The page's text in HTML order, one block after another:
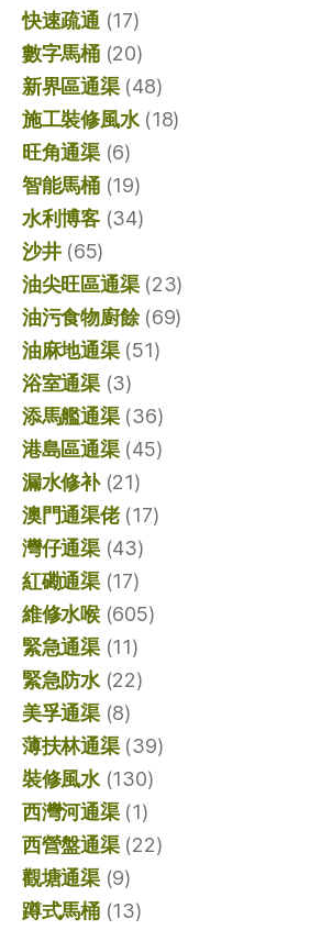
快速疏通 (17)
數字馬桶(20)
新界區通渠(48)
施工裝修風水(18)
旺角通渠(6)
智能馬桶(19)
水利博客(34)
沙井(65)
油尖旺區通渠(23)
油污食物廚餘(69)
油麻地通渠(51)
浴室通渠(3)
添馬艦通渠(36)
港島區通渠(45)
漏水修补(21)
澳門通渠佬(17)
灣仔通渠(43)
紅磡通渠(17)
維修水喉(605)
緊急通渠(11)
緊急防水(22)
美孚通渠(8)
薄扶林通渠(39)
裝修風水(130)
西灣河通渠(1)
西營盤通渠(22)
觀塘通渠(9)
蹲式馬桶(13)